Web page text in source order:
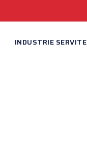
INDUSTRIE SERVITE